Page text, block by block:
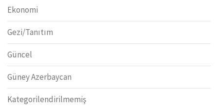
Ekonomi
Gezi/Tanıtım
Güncel
Güney Azerbaycan
Kategorilendirilmemiş